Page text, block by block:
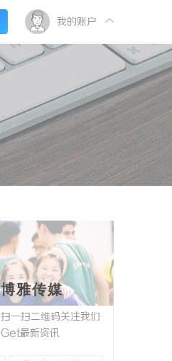
我的账户
博雅传媒
扫一扫二维码关注我们
Get最新资讯